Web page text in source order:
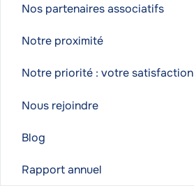
Nos partenaires associatifs
Notre proximité
Notre priorité : votre satisfaction
Nous rejoindre
Blog
Rapport annuel